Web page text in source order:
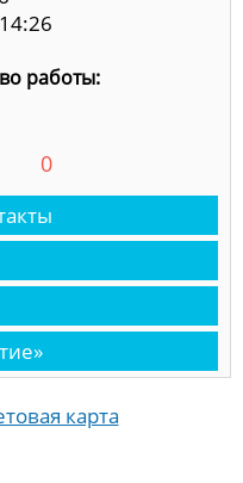
работы:
0